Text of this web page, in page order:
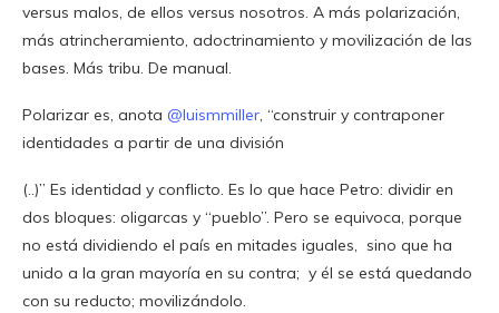
versus malos, de ellos versus nosotros. A más polarización,
más atrincheramiento, adoctrinamiento y movilización de las
bases. Más tribu. De manual.
Polarizar es, anota @luismmiller , “construir y contraponer
identidades a partir de una división
(..)” Es identidad y conflicto. Es lo que hace Petro: dividir en
dos bloques: oligarcas y “pueblo”. Pero se equivoca, porque
no está dividiendo el país en mitades iguales, sino que ha
unido a la gran mayoría en su contra; y él se está quedando
con su reducto; movilizándolo.